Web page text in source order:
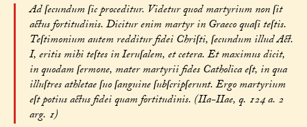
Ad ſecundum ſic proceditur. Videtur quod martyrium non ſit
actus fortitudinis. Dicitur enim martyr in Graeco quaſi teſtis.
Teſtimonium autem redditur fidei Chriſti, ſecundum illud Act.
I, eritis mihi teſtes in Ieruſalem, et cetera. Et maximus dicit,
in quodam ſermone, mater martyrii fides Catholica eſt, in qua
illuſtres athletae ſuo ſanguine ſubſcripſerunt. Ergo martyrium
eſt potius actus fidei quam fortitudinis. (IIa-IIae, q. 124 a. 2
arg. 1)